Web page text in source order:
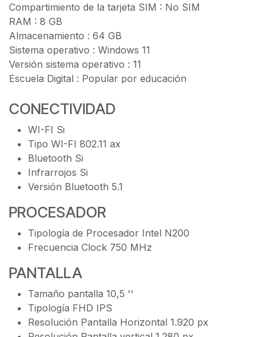
Compartimiento de la tarjeta SIM : No SIM
RAM : 8 GB
Almacenamiento : 64 GB
Sistema operativo : Windows 11
Versión sistema operativo : 11
Escuela Digital : Popular por educación
CONECTIVIDAD
WI-FI Si
Tipo WI-FI 802.11 ax
Bluetooth Si
Infrarrojos Si
Versión Bluetooth 5.1
PROCESADOR
Tipología de Procesador Intel N200
Frecuencia Clock 750 MHz
PANTALLA
Tamaño pantalla 10,5 ''
Tipología FHD IPS
Resolución Pantalla Horizontal 1.920 px